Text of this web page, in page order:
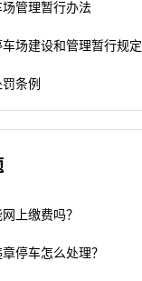
管理暂行办法
车场建设和管理暂行规定
条例
上缴费吗？
停车怎么处理？